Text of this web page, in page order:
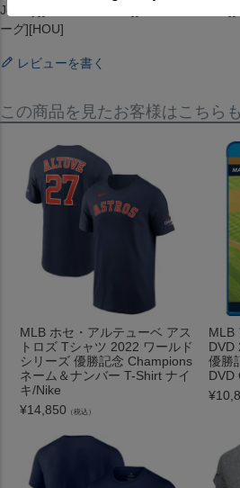
Jersey][Houston Astros][Jose Altuve
ーグ][HOU]
レビューを書く
この商品を見たお客様はこちら
MLB ホセ・アルテューベ アス
トロズ Tシャツ 2022 ワールド
シリーズ 優勝記念 Champions
ネーム＆ナンバー T-Shirt ナイ
キ/Nike
¥14,850 （税込）
MLB
DVD
優勝
DVD
¥